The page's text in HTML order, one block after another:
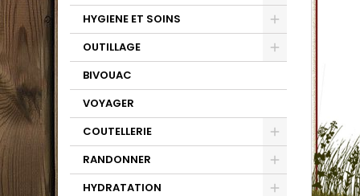
HYGIENE ET SOINS
OUTILLAGE
BIVOUAC
VOYAGER
COUTELLERIE
RANDONNER
HYDRATATION